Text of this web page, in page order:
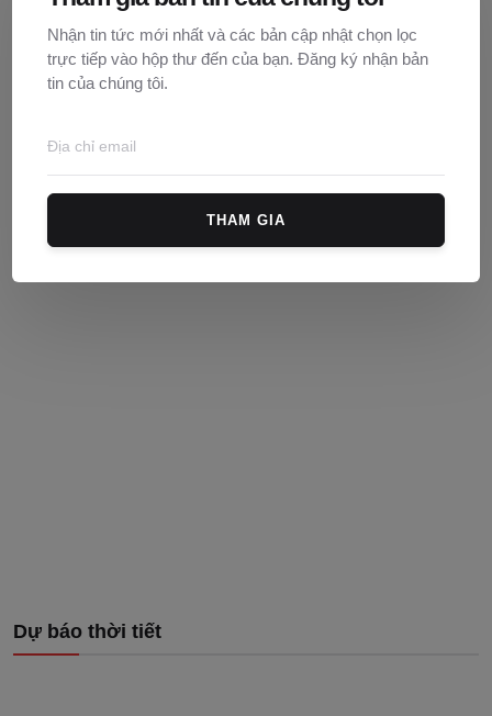
Thông tin-Truyền thông Thực phẩm-Dược phẩm
Thuế-Phí-Lệ phí
Văn hóa-Thể thao-Du lịch
Xuất nhập cảnh Xuất nhập khẩu Y tế-Sức khỏe
Dự báo thời tiết
Nhận tin tức mới nhất và các bản cập nhật chọn lọc
trực tiếp vào hộp thư đến của bạn. Đăng ký nhận bản
tin của chúng tôi.
THAM GIA